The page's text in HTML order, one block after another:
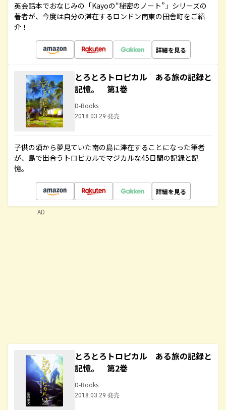
英会話本でおなじみの「Kayoの“秘密のノート”」シリーズの
著者が、今度は自分の滞在するロンドン南東の田舎町をご紹
介！
詳細を見る
とろとろトロピカル ある旅の記録と
記憶。 第1巻
D-Books
2018.03.29 発売
子供の頃から夢見ていた南の島に滞在することになった筆者
が、島で出合うトロピカルでマジカルな45日間の記録と記
憶。
詳細を見る
とろとろトロピカル ある旅の記録と
記憶。 第2巻
D-Books
2018.03.29 発売
AD